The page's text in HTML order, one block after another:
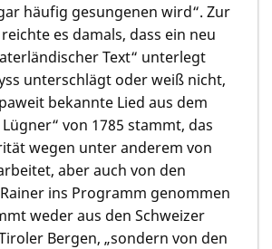
häufig gesungenen wird“. Zur
es damals, dass ein neu
Text“ unterlegt
unterschlägt oder weiß nicht,
bekannte Lied aus dem
von 1785 stammt, das
wegen unter anderem von
aber auch von den
ins Programm genommen
weder aus den Schweizer
Bergen, „sondern von den